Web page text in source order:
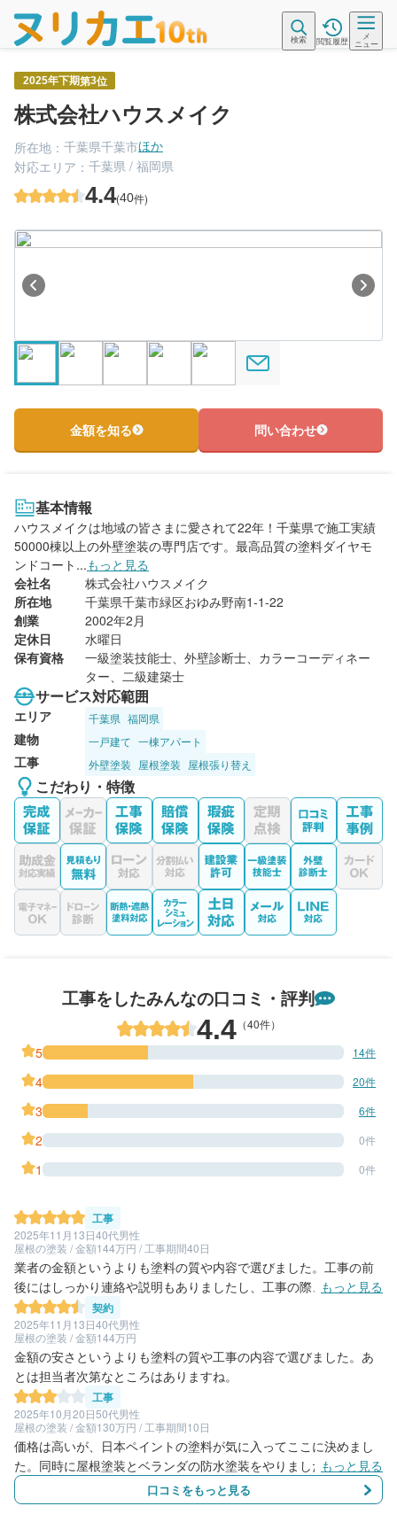
検索 閲覧履歴
メ
ニュー
2025年下期第3位
株式会社ハウスメイク
所在地： 千葉県千葉市ほか
対応エリア： 千葉県 / 福岡県
4.4(40件)
金額を知る 問い合わせ
基本情報
ハウスメイクは地域の皆さまに愛されて22年！千葉県で施工実績
50000棟以上の外壁塗装の専門店です。最高品質の塗料ダイヤモ
ンドコート...もっと見る
会社名
株式会社ハウスメイク
所在地
千葉県千葉市緑区おゆみ野南1-1-22
創業
2002年2月
定休日
水曜日
保有資格
一級塗装技能士、外壁診断士、カラーコーディネー
ター、二級建築士
サービス対応範囲
エリア 千葉県 福岡県
建物 一戸建て 一棟アパート
工事 外壁塗装 屋根塗装 屋根張り替え
こだわり・特徴
工事をしたみんなの口コミ・評判
4.4 （40件）
5 14件
4 20件
3 6件
2 0件
1 0件
工事
2025年11月13日40代男性
屋根の塗装 / 金額144万円 / 工事期間40日
業者の金額というよりも塗料の質や内容で選びました。工事の前
後にはしっかり連絡や説明もありましたし、工事の際、車などに
カバーをかけて周囲の配慮もしっかりされていました。また、外
の明るさを考慮して窓のところにはカバーを少な目にしてくれた
りと、ストレスを感じることなく施工を受けることができまし
た。
もっと見る
契約
2025年11月13日40代男性
屋根の塗装 / 金額144万円
金額の安さというよりも塗料の質や工事の内容で選びました。あ
とは担当者次第なところはありますね。
工事
2025年10月20日50代男性
屋根の塗装 / 金額130万円 / 工事期間10日
価格は高いが、日本ペイントの塗料が気に入ってここに決めまし
た。同時に屋根塗装とベランダの防水塗装をやりました。熟練工
とそうで無いものの技術力に差がありそうで、誰が来るか、そこ
は運次第です。
もっと見る
口コミをもっと見る